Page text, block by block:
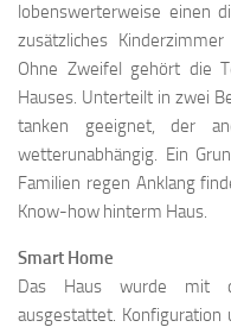
lobenswerterweise einen
zusätzliches
Ohne Zweifel gehört die
Hauses. Unterteilt in zwei
tanken geeignet, der
wetterunabhängig. Ein
Familien regen Anklang
Know-how hinterm Haus.
Smart Home
Das Haus wurde mit
ausgestattet. Konfiguration